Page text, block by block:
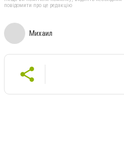
повідомити про це редакцію
Михаил